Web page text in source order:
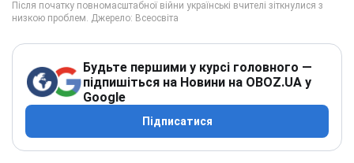
Будьте першими у курсі головного —
підпишіться на Новини на OBOZ.UA у
Google
Підписатися